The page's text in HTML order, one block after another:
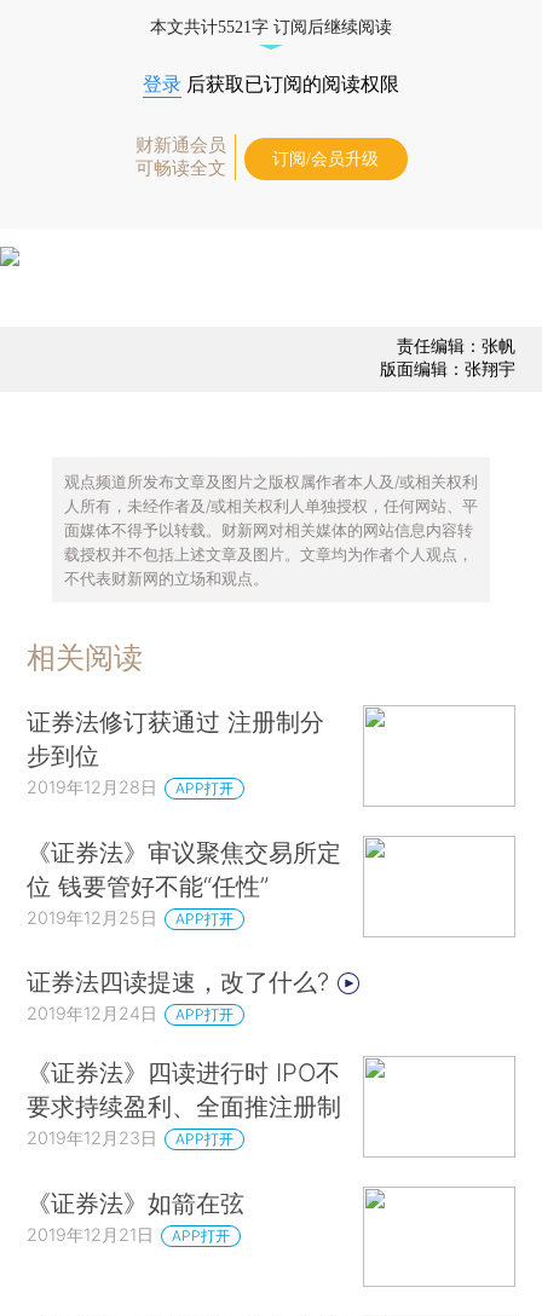
本文共计5521字 订阅后继续阅读
登录 后获取已订阅的阅读权限
财新通会员
可畅读全文
订阅/会员升级
责任编辑：张帆
版面编辑：张翔宇
观点频道所发布文章及图片之版权属作者本人及/或相关权利
人所有，未经作者及/或相关权利人单独授权，任何网站、平
面媒体不得予以转载。财新网对相关媒体的网站信息内容转
载授权并不包括上述文章及图片。文章均为作者个人观点，
不代表财新网的立场和观点。
相关阅读
证券法修订获通过 注册制分
步到位
2019年12月28日 APP打开
《证券法》审议聚焦交易所定
位 钱要管好不能“任性”
2019年12月25日 APP打开
证券法四读提速，改了什么?
2019年12月24日 APP打开
《证券法》四读进行时 IPO不
要求持续盈利、全面推注册制
2019年12月23日 APP打开
《证券法》如箭在弦
2019年12月21日 APP打开